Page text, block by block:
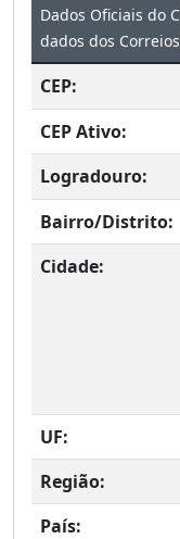
Dados Oficiais do
dados dos
CEP:
CEP Ativo:
Logradouro:
Bairro/Distrito:
Cidade:
UF:
Região:
País: